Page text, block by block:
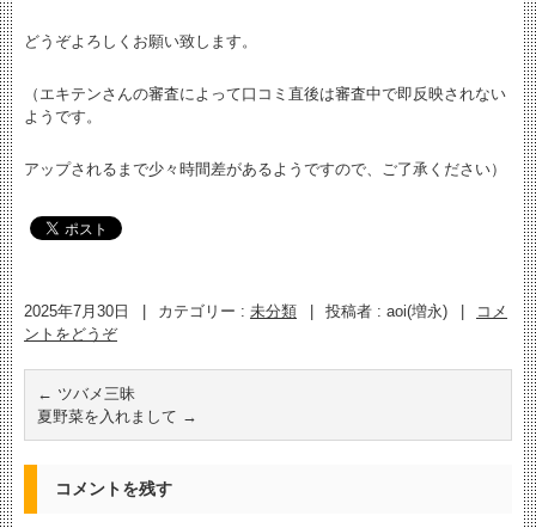
どうぞよろしくお願い致します。
（エキテンさんの審査によって口コミ直後は審査中で即反映されない
ようです。
アップされるまで少々時間差があるようですので、ご了承ください）
2025年7月30日 カテゴリー : 未分類 投稿者 : aoi(増永)
コメ
ントをどうぞ
← ツバメ三昧
夏野菜を入れまして →
コメントを残す